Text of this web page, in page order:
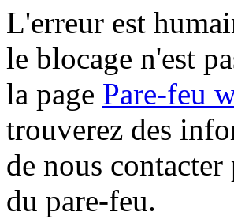
L'erreur est
le blocage n'est
la page Pare-feu
trouverez des
de nous
du pare-feu.